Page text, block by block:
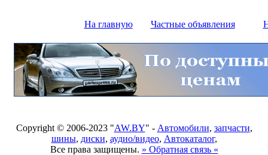
На главную Частные объявления
Copyright © 2006-2023 "AW.BY" - Автомобили, запчасти,
шины, диски, аудио/видео, Автокаталог,
Все права защищены. » Обратная связь «